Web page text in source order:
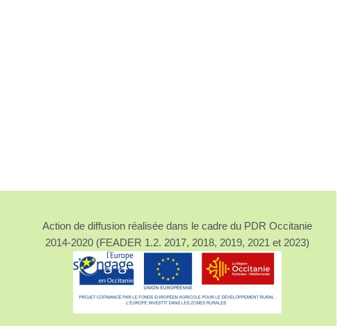
Action de diffusion réalisée dans le cadre du PDR Occitanie
2014-2020 (FEADER 1.2. 2017, 2018, 2019, 2021 et 2023)